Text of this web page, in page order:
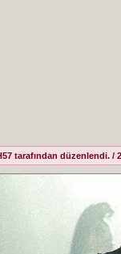
tarafından düzenlendi. /